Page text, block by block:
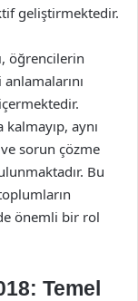
geliştirmektedir.
öğrencilerin
aynı
sorun çözme
Bu
önemli bir rol
Temel